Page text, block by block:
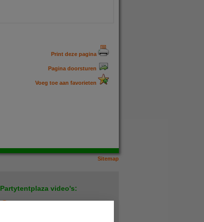
Print deze pagina
Pagina doorsturen
Voeg toe aan favorieten
Sitemap
Partytentplaza video's: